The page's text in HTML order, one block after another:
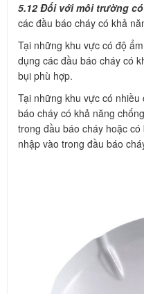
5.12 Đối với môi trường
các đầu báo cháy có khả
Tại những khu vực có độ
dụng các đầu báo cháy có
bụi phù hợp.
Tại những khu vực có
báo cháy có khả năng
trong đầu báo cháy hoặc
nhập vào trong đầu báo